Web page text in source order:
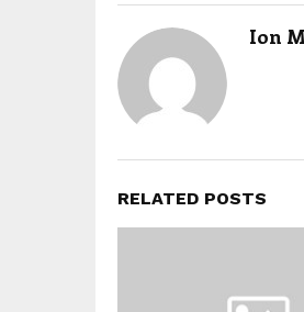
Ion
RELATED POSTS